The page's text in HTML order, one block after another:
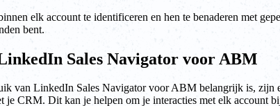
elk account te identificeren en hen te benaderen met
bent.
Sales Navigator voor ABM
van LinkedIn Sales Navigator voor ABM belangrijk is,
CRM. Dit kan je helpen om je interacties met elk account